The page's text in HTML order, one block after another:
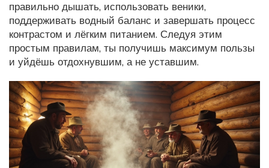
правильно дышать, использовать веники,
поддерживать водный баланс и завершать процесс
контрастом и лёгким питанием. Следуя этим
простым правилам, ты получишь максимум пользы
и уйдёшь отдохнувшим, а не уставшим.